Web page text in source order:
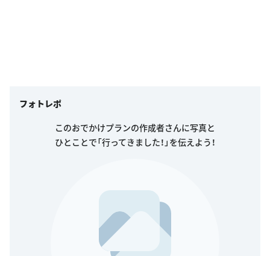
フォトレポ
このおでかけプランの作成者さんに写真と
ひとことで「行ってきました！」を伝えよう！